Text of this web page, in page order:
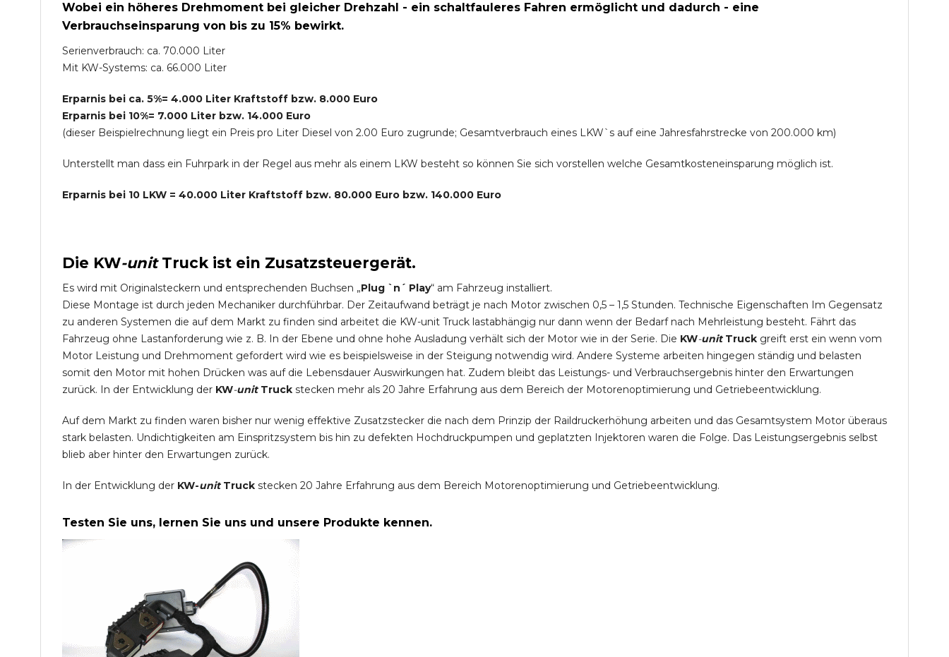
Wobei ein höheres Drehmoment bei gleicher Drehzahl - ein schaltfauleres Fahren ermöglicht und dadurch - eine
Verbrauchseinsparung von bis zu 15% bewirkt.
Serienverbrauch: ca. 70.000 Liter
Mit KW-Systems: ca. 66.000 Liter
Erparnis bei ca. 5%= 4.000 Liter Kraftstoff bzw. 8.000 Euro
Erparnis bei 10%= 7.000 Liter bzw. 14.000 Euro
(dieser Beispielrechnung liegt ein Preis pro Liter Diesel von 2.00 Euro zugrunde; Gesamtverbrauch eines LKW`s auf eine Jahresfahrstrecke von 200.000 km)
Unterstellt man dass ein Fuhrpark in der Regel aus mehr als einem LKW besteht so können Sie sich vorstellen welche Gesamtkosteneinsparung möglich ist.
Erparnis bei 10 LKW = 40.000 Liter Kraftstoff bzw. 80.000 Euro bzw. 140.000 Euro
Die KW-unit Truckist ein Zusatzsteuergerät.
Es wird mit Originalsteckern und entsprechenden Buchsen „Plug `n´ Play“ am Fahrzeug installiert.
Diese Montage ist durch jeden Mechaniker durchführbar. Der Zeitaufwand beträgt je nach Motor zwischen 0,5 – 1,5 Stunden. Technische Eigenschaften Im Gegensatz
zu anderen Systemen die auf dem Markt zu finden sind arbeitet die KW-unit Truck lastabhängig nur dann wenn der Bedarf nach Mehrleistung besteht. Fährt das
Fahrzeug ohne Lastanforderung wie z. B. In der Ebene und ohne hohe Ausladung verhält sich der Motor wie in der Serie. Die KW-unit Truck greift erst ein wenn vom
Motor Leistung und Drehmoment gefordert wird wie es beispielsweise in der Steigung notwendig wird. Andere Systeme arbeiten hingegen ständig und belasten
somit den Motor mit hohen Drücken was auf die Lebensdauer Auswirkungen hat. Zudem bleibt das Leistungs- und Verbrauchsergebnis hinter den Erwartungen
zurück. In der Entwicklung der KW-unit Truck stecken mehr als 20 Jahre Erfahrung aus dem Bereich der Motorenoptimierung und Getriebeentwicklung.
Auf dem Markt zu finden waren bisher nur wenig effektive Zusatzstecker die nach dem Prinzip der Raildruckerhöhung arbeiten und das Gesamtsystem Motor überaus
stark belasten. Undichtigkeiten am Einspritzsystem bis hin zu defekten Hochdruckpumpen und geplatzten Injektoren waren die Folge. Das Leistungsergebnis selbst
blieb aber hinter den Erwartungen zurück.
In der Entwicklung der KW-unitTruck stecken 20 Jahre Erfahrung aus dem Bereich Motorenoptimierung und Getriebeentwicklung.
Testen Sie uns, lernen Sie uns und unsere Produkte kennen.